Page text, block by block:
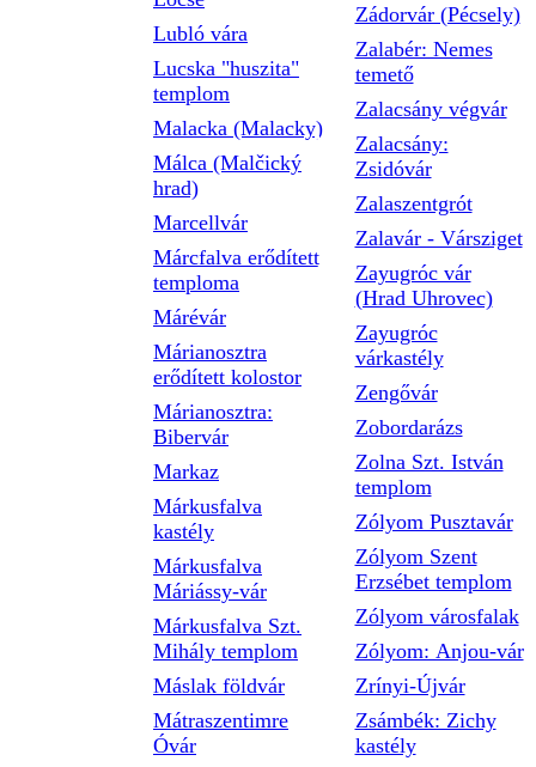
Lubló vára
Lucska "huszita"
templom
Malacka (Malacky)
Málca (Malčický
hrad)
Marcellvár
Márcfalva erődített
temploma
Márévár
Márianosztra
erődített kolostor
Márianosztra:
Bibervár
Markaz
Márkusfalva
kastély
Márkusfalva
Máriássy-vár
Márkusfalva Szt.
Mihály templom
Máslak földvár
Mátraszentimre
Óvár
Zádorvár (Pécsely)
Zalabér: Nemes
temető
Zalacsány végvár
Zalacsány:
Zsidóvár
Zalaszentgrót
Zalavár - Vársziget
Zayugróc vár
(Hrad Uhrovec)
Zayugróc
várkastély
Zengővár
Zobordarázs
Zolna Szt. István
templom
Zólyom Pusztavár
Zólyom Szent
Erzsébet templom
Zólyom városfalak
Zólyom: Anjou-vár
Zrínyi-Újvár
Zsámbék: Zichy
kastély